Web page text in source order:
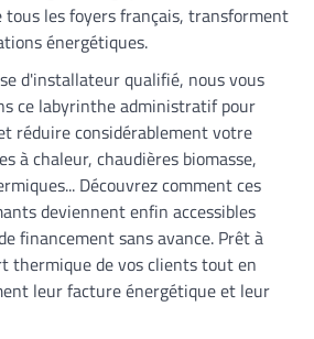
tous les foyers français, transforment
énergétiques.
d'installateur qualifié, nous vous
ce labyrinthe administratif pour
réduire considérablement votre
à chaleur, chaudières biomasse,
Découvrez comment ces
deviennent enfin accessibles
financement sans avance. Prêt à
thermique de vos clients tout en
leur facture énergétique et leur